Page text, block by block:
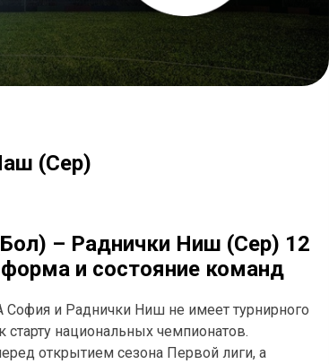
(Сер)
– Раднички Ниш (Сер) 12
и состояние команд
и Раднички Ниш не имеет турнирного
старту национальных чемпионатов.
открытием сезона Первой лиги, а